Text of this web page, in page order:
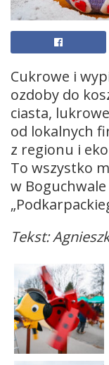
Cukrowe i
ozdoby do
ciasta,
od lokalnych
z regionu i
To wszystko
w
Tekst: